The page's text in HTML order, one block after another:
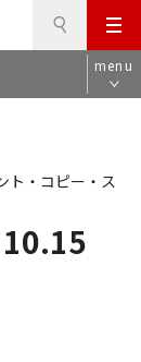
メ
ニ
ュ
menu
ト・コピー・ス